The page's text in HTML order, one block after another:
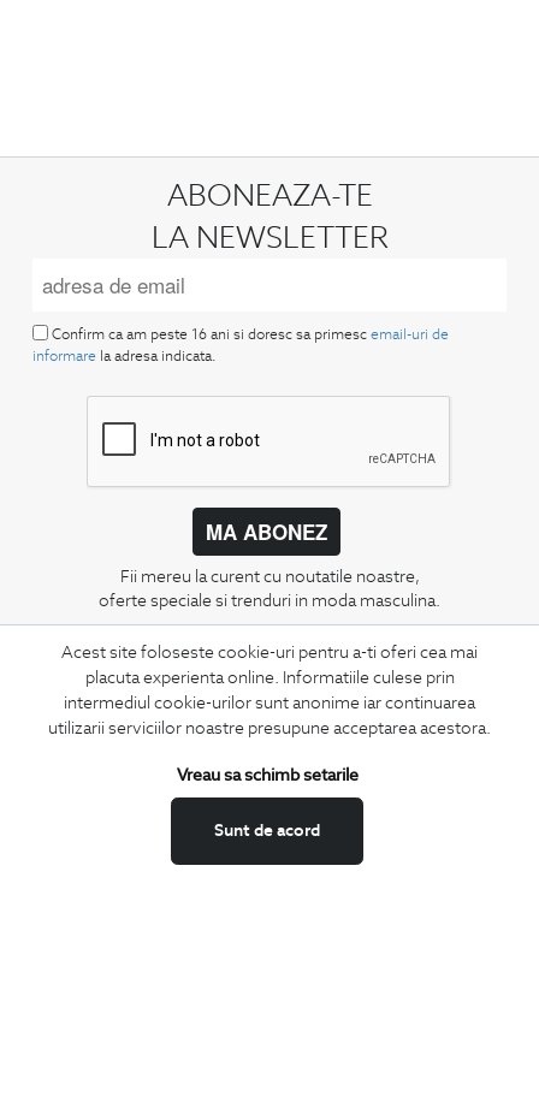
Acest site foloseste cookie-uri pentru a-ti oferi cea mai
placuta experienta online. Informatiile culese prin
intermediul cookie-urilor sunt anonime iar continuarea
utilizarii serviciilor noastre presupune acceptarea acestora.
Sunt de acord
Vreau sa schimb setarile
ABONEAZA-TE
LA NEWSLETTER
Confirm ca am peste 16 ani si doresc sa primesc email-uri de
informare la adresa indicata.
MA ABONEZ
Fii mereu la curent cu noutatile noastre,
oferte speciale si trenduri in moda masculina.
CONCIERGE
Termeni si conditii
Schimburi si retur
ANPC